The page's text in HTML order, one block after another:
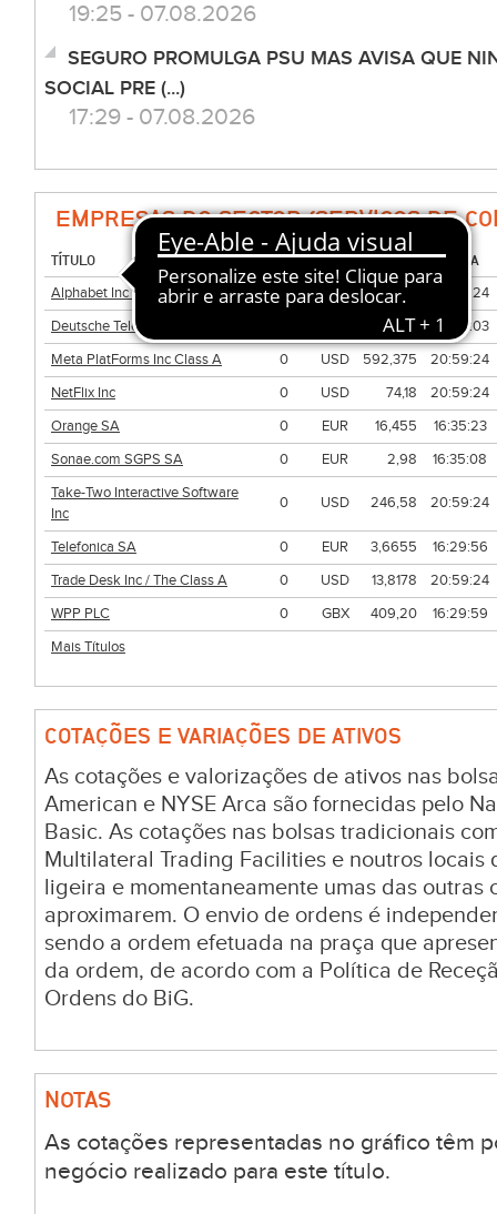
19:25 - 07.08.2026
SEGURO PROMULGA PSU MAS AVISA QUE
SOCIAL PRE (...)
17:29 - 07.08.2026
EMPRESAS DO SECTOR (SERVIÇOS DE
TÍTULO QUANT. MDA PREÇO
HORA
Alphabet Inc Class C
0 USD 354,02
20:59:24
Deutsche Telekom AG
28,92
20:59:03
Meta PlatForms Inc Class A
0 USD 592,375
20:59:24
NetFlix Inc
0 USD 74,18
20:59:24
Orange SA
0 EUR 16,455
16:35:23
Sonae.com SGPS SA
0 EUR 2,98
16:35:08
Take-Two Interactive Software
Inc
0 USD 246,58 20:59:24
Telefonica SA 0 EUR 3,6655
16:29:56
Trade Desk Inc / The Class A
0 USD 13,8178
20:59:24
WPP PLC
0 GBX 409,20
16:29:59
Mais Títulos
COTAÇÕES E VARIAÇÕES DE ATIVOS
As cotações e valorizações de ativos nas
American e NYSE Arca são fornecidas pelo
Basic. As cotações nas bolsas tradicionais
Multilateral Trading Facilities e noutros
ligeira e momentaneamente umas das outras
aproximarem. O envio de ordens é
sendo a ordem efetuada na praça que
da ordem, de acordo com a Política de
Ordens do BiG.
NOTAS
As cotações representadas no gráfico têm
negócio realizado para este título.